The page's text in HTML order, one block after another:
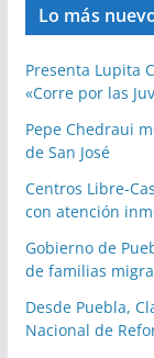
Lo más
Presenta Lupita
«Corre por las
Pepe Chedraui
de San José
Centros Libre-
con atención
Gobierno de
de familias
Desde Puebla,
Nacional de